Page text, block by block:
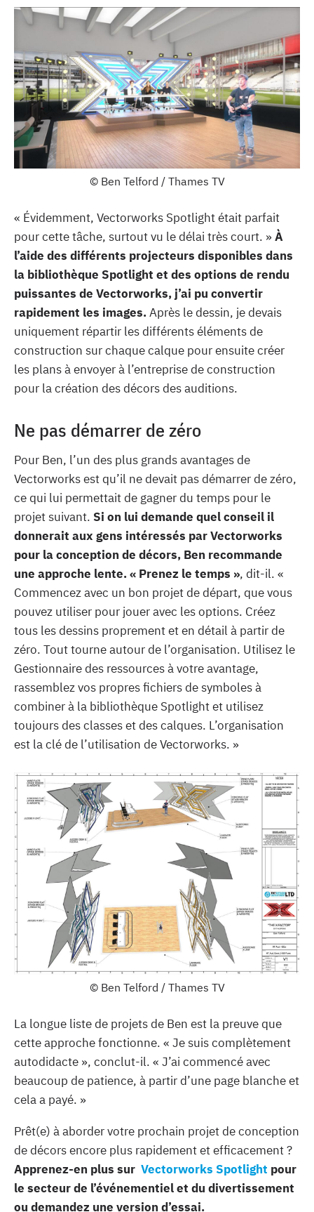
© Ben Telford / Thames TV
« Évidemment, Vectorworks Spotlight était parfait
pour cette tâche, surtout vu le délai très court. »À
l’aide des différents projecteurs disponibles dans
la bibliothèque Spotlight et des options de rendu
puissantes de Vectorworks, j’ai pu convertir
rapidement les images. Après le dessin, je devais
uniquement répartir les différents éléments de
construction sur chaque calque pour ensuite créer
les plans à envoyer à l’entreprise de construction
pour la création des décors des auditions.
Ne pas démarrer de zéro
Pour Ben, l’un des plus grands avantages de
Vectorworks est qu’il ne devait pas démarrer de zéro,
ce qui lui permettait de gagner du temps pour le
projet suivant. Si on lui demande quel conseil il
donnerait aux gens intéressés par Vectorworks
pour la conception de décors, Ben recommande
une approche lente. « Prenez le temps », dit-il. «
Commencez avec un bon projet de départ, que vous
pouvez utiliser pour jouer avec les options. Créez
tous les dessins proprement et en détail à partir de
zéro. Tout tourne autour de l’organisation. Utilisez le
Gestionnaire des ressources à votre avantage,
rassemblez vos propres fichiers de symboles à
combiner à la bibliothèque Spotlight et utilisez
toujours des classes et des calques. L’organisation
est la clé de l’utilisation de Vectorworks. »
© Ben Telford / Thames TV
La longue liste de projets de Ben est la preuve que
cette approche fonctionne. « Je suis complètement
autodidacte », conclut-il. « J’ai commencé avec
beaucoup de patience, à partir d’une page blanche et
cela a payé. »
Prêt(e) à aborder votre prochain projet de conception
de décors encore plus rapidement et efficacement ?
Apprenez-en plus sur Vectorworks Spotlight pour
le secteur de l’événementiel et du divertissement
ou demandez une version d’essai.